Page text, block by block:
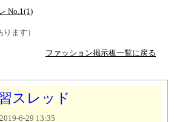
No.1(1)
ます）
ファッション掲示板一覧に戻る
スレッド
2019-6-29 13:35